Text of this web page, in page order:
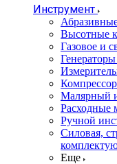
Инструмент
Высотные
Газовое и
Генераторы
Малярный
Расходные
Ручной
Силовая,
Еще